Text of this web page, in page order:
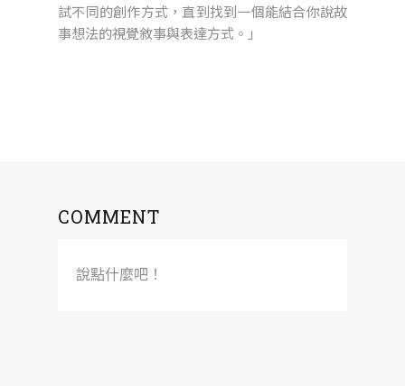
試不同的創作方式，直到找到一個能結合你說故
事想法的視覺敘事與表達方式。」
COMMENT
說點什麼吧！